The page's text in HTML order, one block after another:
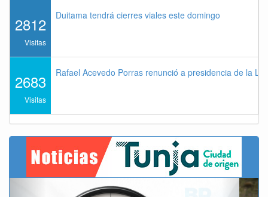
2812
Visitas
Duitama tendrá cierres viales este domingo
2683
Visitas
Rafael Acevedo Porras renunció a presidencia de la
Next